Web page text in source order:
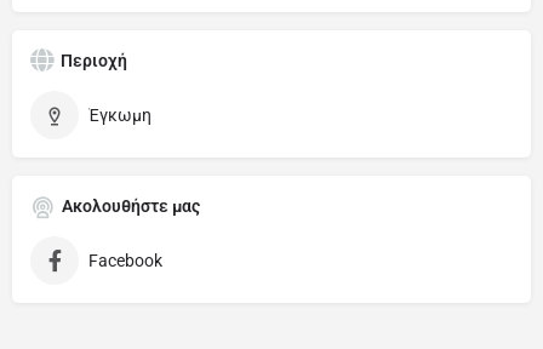
Περιοχή
Έγκωμη
Ακολουθήστε μας
Facebook